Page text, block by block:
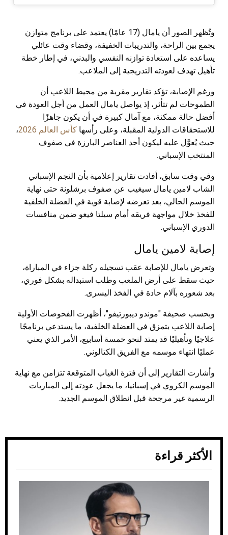
وتُظهر الصور أن يامال (17 عامًا) يعتمد على برنامج متوازن
يجمع بين الراحة، والتدريبات الخفيفة، وقضاء وقت عائلي
يساعده على استعادة توازنه النفسي والبدني، في إطار خطة
تأهيل تهدف لعودته التدريجية إلى الملاعب.
ورغم الإصابة، تؤكد تقارير مقربة من محيط اللاعب أن
الطموحات لم تتأثر، إذ يواصل يامال العمل من أجل العودة في
أفضل حالة ممكنة، مع آمال كبيرة في أن يكون جاهزًا
للاستحقاقات الدولية المقبلة، وعلى رأسها كأس العالم 2026
،
حيث يُعوَّل عليه ليكون أحد العناصر البارزة في صفوف
المنتخب الإسباني.
وفي وقت سابق، أفادت تقارير إعلامية بأن النجم الإسباني
الشاب لامين يامال سيغيب عن صفوف برشلونة حتى نهاية
الموسم الحالي، بعد تعرضه لإصابة قوية في العضلة الخلفية
للفخذ خلال مواجهة فريقه أمام سيلتا فيغو ضمن منافسات
الدوري الإسباني.
إصابة لامين يامال
وتعرض يامال للإصابة عقب تسجيله ركلة جزاء في المباراة،
حيث سقط على أرض الملعب وطلب استبداله بشكل فوري،
بعد شعوره بآلام حادة في الفخذ اليسرى.
وبحسب صحيفة "موندو ديبورتيفو"، أظهرت الفحوصات الأولية
إصابة اللاعب بتمزق في العضلة الخلفية، ما يستدعي برنامجًا
علاجيًا وتأهيليًا قد يمتد لنحو خمسة أسابيع، الأمر الذي يعني
عمليًا انتهاء موسمه مع الفريق الكتالوني.
وأشارت التقارير إلى أن فترة الغياب المتوقعة تتزامن مع نهاية
الموسم الكروي في إسبانيا، ما يجعل عودته إلى المباريات
الرسمية غير مرجحة قبل انطلاق الموسم الجديد.
الأكثر قراءة